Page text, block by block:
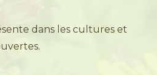
dans les cultures et